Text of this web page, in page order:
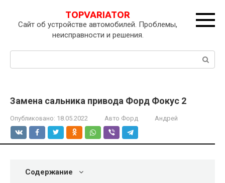
контенту
TOPVARIATOR
Сайт об устройстве автомобилей. Проблемы,
неисправности и решения.
Поиск:
Замена сальника привода Форд Фокус 2
Опубликовано: 18.05.2022 Авто Форд Андрей
Содержание